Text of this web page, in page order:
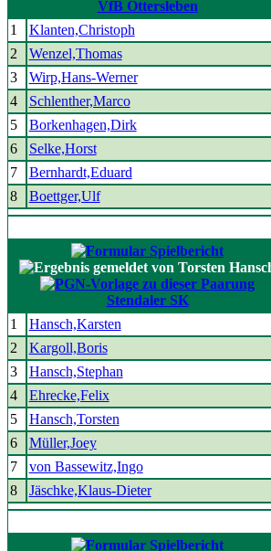
VfB Ottersleben
1
Klanten,Christoph
2
Wenzel,Thomas
3
Wirp,Hans-Werner
4
Schlenther,Marco
5
Borkenhagen,Dirk
6
Selke,Horst
7
Bernhardt,Eduard
8
Boettger,Ulf
Stendaler SK
1 Hansch,Karsten
2
Kargoll,Boris
3
Hansch,Stephan
4
Ehrecke,Felix
5
Hansch,Torsten
6
Müller,Joey
7
von Bassewitz,Ingo
8
Jäschke,Klaus-Dieter